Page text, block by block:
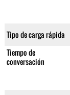
Tipo de carga rápida
Tiempo de
conversación